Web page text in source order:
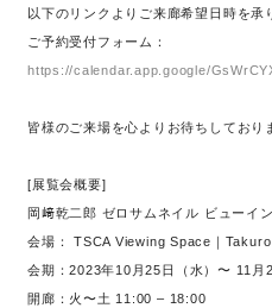
以下のリンクよりご来廊希望日時を承
ご予約受付フォーム：
https://calendar.app.google/
皆様のご来場を心よりお待ちしており
[展覧会概要]
岡﨑乾二郎 ゼロサムネイル ビューイ
会場： TSCA Viewing Space｜
会期：2023年10月25日（水）〜 11月
開廊：火〜土 11:00 – 18:00